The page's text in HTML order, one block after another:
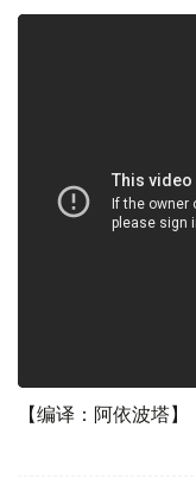
【编译：阿依波塔】